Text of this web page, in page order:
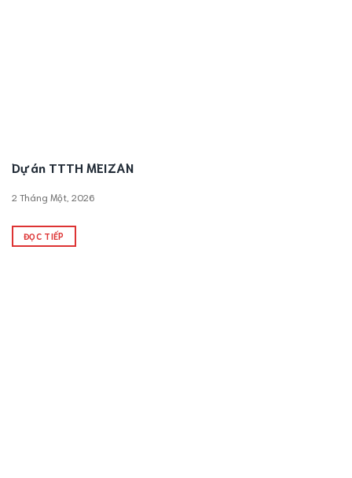
Dự án TTTH MEIZAN
2 Tháng Một, 2026
ĐỌC TIẾP